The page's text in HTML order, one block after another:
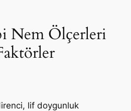
Nem Ölçerleri
lif doygunluk